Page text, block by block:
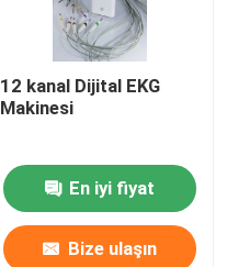
12 kanal Dijital EKG
Makinesi
En iyi fiyat
Bize ulaşın